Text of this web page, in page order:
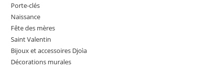
Porte-clés
Naissance
Fête des mères
Saint Valentin
Bijoux et accessoires Djoìa
Décorations murales